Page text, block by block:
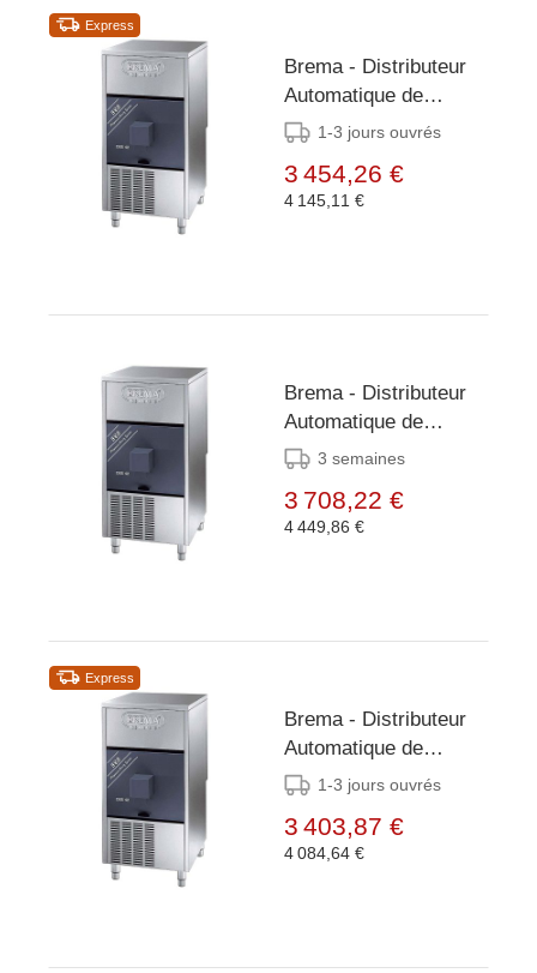
Express
Brema - Distributeur
Automatique de
Glaçons - 44 kg/24h -
Condenseur Air/Eau
1-3 jours ouvrés
3 454,26 €
4 145,11 €
Brema - Distributeur
Automatique de
Glaçons - 44 kg/24h -
Condenseur Air/Eau
3 semaines
3 708,22 €
4 449,86 €
Express
Brema - Distributeur
Automatique de
Glaçons - 44 kg/24h -
Condenseur Air/Eau
1-3 jours ouvrés
3 403,87 €
4 084,64 €